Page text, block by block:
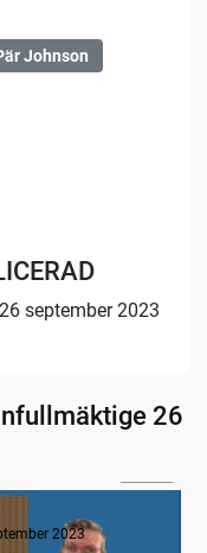
Johnson
september 2023
26
2023